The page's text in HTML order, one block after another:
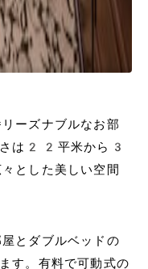
ーズナブルなお部
さは22平米から3
とした美しい空間
とダブルベッドの
す。有料で可動式の